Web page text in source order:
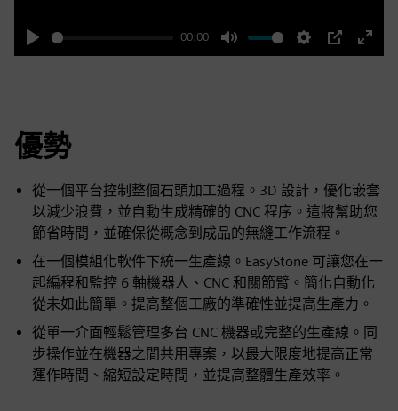
Play
00:00
Mute Settings
PIP
Enter
優勢
從一個平台控制整個石頭加工過程。3D 設計，優化嵌套
以減少浪費，並自動生成精確的 CNC 程序。這將幫助您
節省時間，並確保從概念到成品的無縫工作流程。
在一個模組化軟件下統一生產線。EasyStone 可讓您在一
起編程和監控 6 軸機器人、CNC 和關節臂。簡化自動化
從未如此簡單。提高整個工廠的準確性並提高生產力。
從單一介面輕鬆管理多台 CNC 機器或完整的生產線。同
步操作並在機器之間共用專案，以最大限度地提高正常
運作時間、縮短設定時間，並提高整體生產效率。